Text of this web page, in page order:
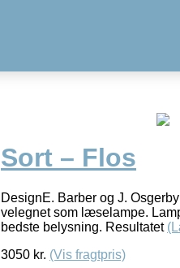
Sort – Flos
DesignE. Barber og J.
velegnet som læselampe.
bedste belysning. Resultatet
3050 kr. (Vis fragtpris)